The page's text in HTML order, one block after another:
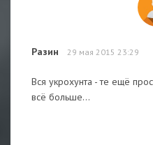
Разин 29 мая 2015 23:29
Вся укрохунта - те ещё
всё больше...